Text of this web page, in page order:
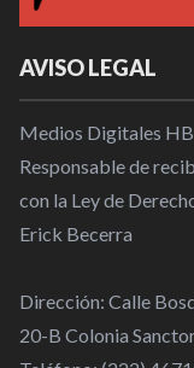
AVISO LEGAL
Medios Digitales HB
Responsable de
con la Ley de
Erick Becerra
Dirección: Calle
20-B Colonia